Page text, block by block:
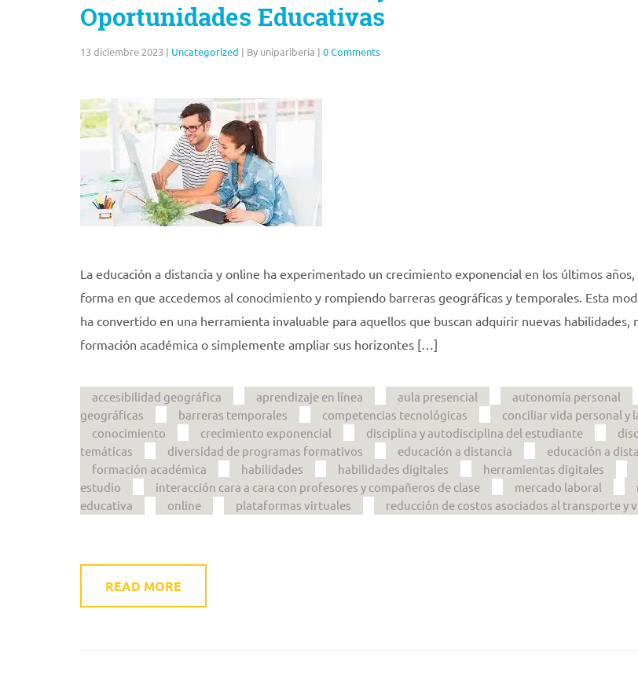
Oportunidades Educativas
13 diciembre 2023 | Uncategorized | By unipariberia | 0 Comments
La educación a distancia y online ha experimentado un crecimiento exponencial en los últimos
forma en que accedemos al conocimiento y rompiendo barreras geográficas y temporales. Esta
ha convertido en una herramienta invaluable para aquellos que buscan adquirir nuevas habilidades,
formación académica o simplemente ampliar sus horizontes […]
accesibilidad geográfica aprendizaje en línea aula presencial autonomía personal
geográficas
barreras temporales competencias tecnológicas
conciliar vida personal y
conocimiento
crecimiento exponencial disciplina y autodisciplina del estudiante
temáticas
diversidad de programas formativos educación a distancia
educación a
formación académica
habilidades habilidades digitales herramientas digitales
estudio
interacción cara a cara con profesores y compañeros de clase mercado laboral
educativa
online plataformas virtuales reducción de costos asociados al transporte y
READ MORE